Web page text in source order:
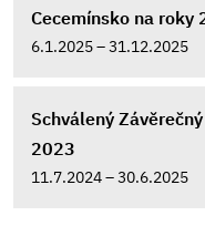
Cecemínsko na roky
6.1.2025 – 31.12.2025
Schválený
2023
11.7.2024 – 30.6.2025